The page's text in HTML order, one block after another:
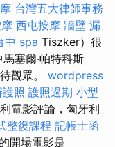
台灣五大律師事務
西屯按摩 牆壁 漏
中 spa Tiszker）很
塞爾·帕特科斯
觀眾。 wordpress
護照 護照過期 小型
電影評論，匈牙利
整復課程 記帳士函
開場電影是